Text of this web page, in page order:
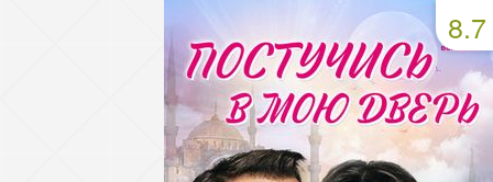
54 серия
55 серия
58 серия
59 серия
62 серия
63 серия
8.7